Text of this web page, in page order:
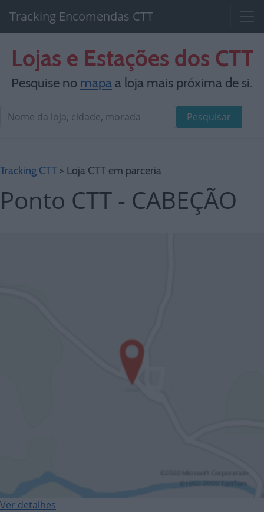
Tracking Encomendas CTT
Lojas e Estações dos CTT
Pesquise no mapaa loja mais próxima de si.
Pesquisar
Tracking CTT > Loja CTT em parceria
Ponto CTT - CABEÇÃO
Ver detalhes